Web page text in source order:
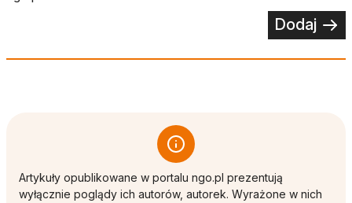
Dodaj
Artykuły opublikowane w portalu ngo.pl prezentują
wyłącznie poglądy ich autorów, autorek. Wyrażone w nich